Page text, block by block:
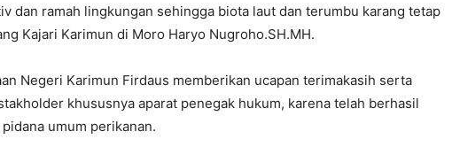
dan ramah lingkungan sehingga biota laut dan terumbu karang tetap
Kajari Karimun di Moro Haryo Nugroho.SH.MH.
Negeri Karimun Firdaus memberikan ucapan terimakasih serta
khususnya aparat penegak hukum, karena telah berhasil
umum perikanan.